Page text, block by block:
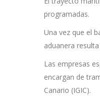
programadas.
Una vez que el
aduanera
Las empresas
encargan de
Canario (IGIC).